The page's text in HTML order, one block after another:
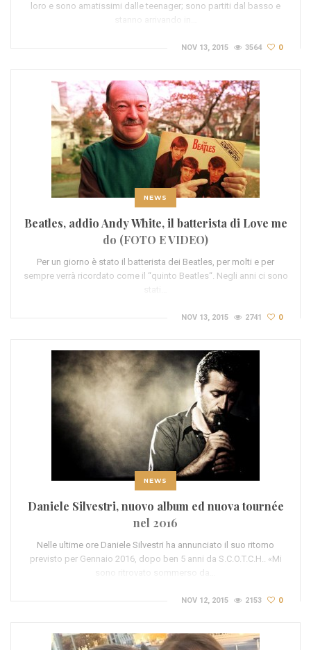
loro e sono amatissimi dalle teenager; sono partiti dal basso e
stanno arrivando in…
NOV 13, 2015 3564 0
NEWS
Beatles, addio Andy White, il batterista di Love me
do (FOTO E VIDEO)
Per un giorno è stato il batterista dei Beatles, per molti e per
sempre verrà ricordato come il “quinto Beatles“. Negli anni ci sono
stati…
NOV 13, 2015 2741 0
NEWS
Daniele Silvestri, nuovo album ed nuova tournée
nel 2016
Nelle ultime ore Daniele Silvestri ha annunciato il suo ritorno
previsto per Gennaio 2016, dopo ben 5 anni da S.C.O.T.C.H.. «Mi
sono ritrovato sommerso da…
NOV 12, 2015 2153 0